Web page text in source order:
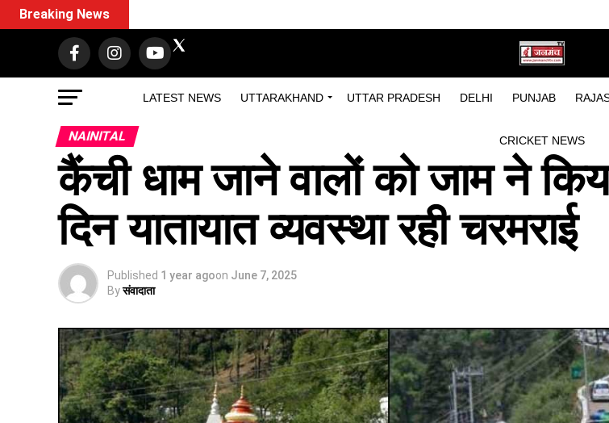
LATEST NEWS UTTARAKHAND UTTAR PRADESH DELHI PUNJAB
CRICKET NEWS
Breaking News SOB vs
NAINITAL
कैंची धाम जाने वालों को जाम ने
दिन यातायात व्यवस्था रही चरमराई
Published 1 year agoon June 7, 2025
Byसंवादाता